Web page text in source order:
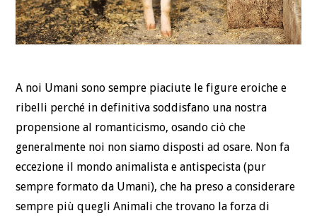
A noi Umani sono sempre piaciute le figure eroiche e
ribelli perché in definitiva soddisfano una nostra
propensione al romanticismo, osando ciò che
generalmente noi non siamo disposti ad osare. Non fa
eccezione il mondo animalista e antispecista (pur
sempre formato da Umani), che ha preso a considerare
sempre più quegli Animali che trovano la forza di